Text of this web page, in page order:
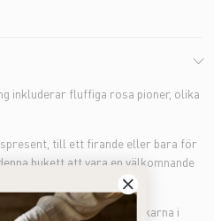
inkluderar fluffiga rosa pioner, olika
till ett firande eller bara för
bukett att vara en välkomnande
tång för att klippa av stjälkarna i